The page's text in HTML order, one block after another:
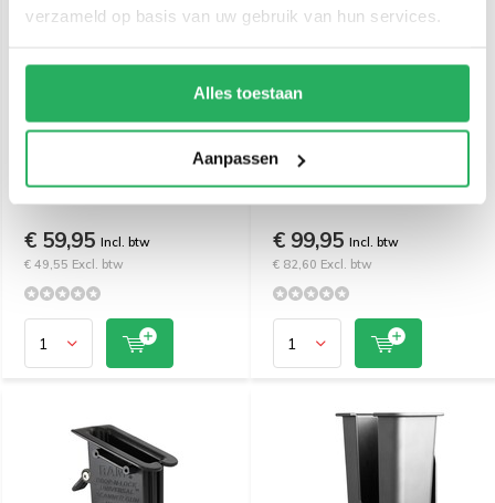
verzameld op basis van uw gebruik van hun services.
Alles toestaan
Aanpassen
IBFL-34502
€ 59,95 Incl. btw
€ 49,55 Excl. btw
RAM Mount Zuignapset
universele houder
vingergrip smartphone
€ 99,95 Incl. btw
€ 82,60 Excl. btw